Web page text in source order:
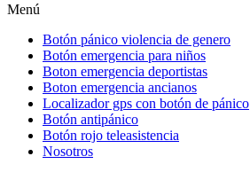
Menú
Botón pánico violencia de genero
Botón emergencia para niños
Boton emergencia deportistas
Boton emergencia ancianos
Localizador gps con botón de pánico
Botón antipánico
Botón rojo teleasistencia
Nosotros